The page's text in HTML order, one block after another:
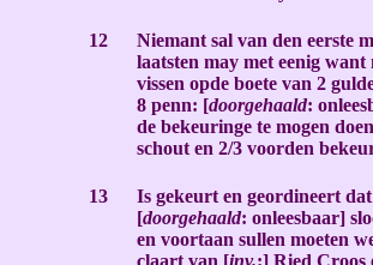
12
Niemant sal van den eerste
laatsten may met eenig want
vissen opde boete van 2
8 penn: [doorgehaald:
de bekeuringe te mogen
schout en 2/3 voorden
13
Is gekeurt en geordineert
[doorgehaald: onleesbaar]
en voortaan sullen moeten
claart van [inv.:] Ried Croos